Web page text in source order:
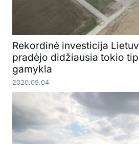
Rekordinė investicija
pradėjo didžiausia tokio
gamykla
2020.09.04